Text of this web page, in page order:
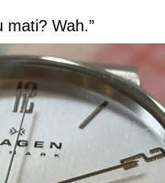
mati? Wah.”